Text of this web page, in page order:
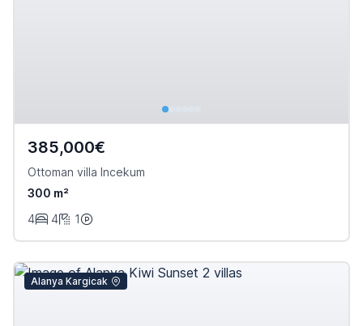
385,000€
Ottoman villa Incekum
300 m²
4
4 1
Alanya Kargicak